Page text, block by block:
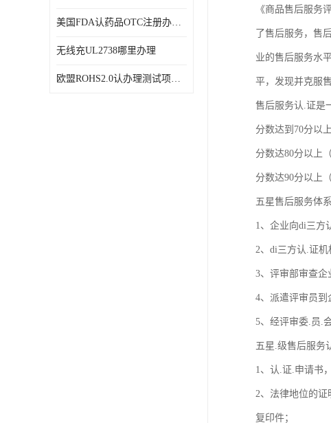
美国FDA认药品OTC注册办理周期时间
无线充UL2738哪里办理
欧盟ROHS2.0认办理测试项目有哪些
《商品售后服务
了售后服务，售
业的售后服务水
平，发现并克服
售后服务认.证是
分数达到70分以
分数达80分以上
分数达90分以上
五星售后服务体
1、企业向di三方
2、di三方认.证机
3、评审部审查企
4、派遣评审员到
5、经评审委.员.
五星.级售后服务
1、认.证.申请书
2、法律地位的
复印件；